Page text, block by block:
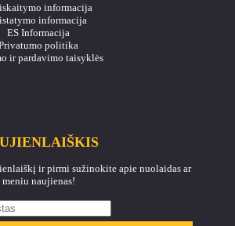
informacija
informacija
ES Informacija
politika
ir pardavimo taisyklės
ir pirmi sužinokite apie nuolaidas ar
meniu naujienas!